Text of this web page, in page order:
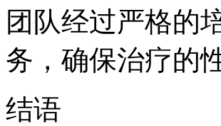
团队经过严格的
务，确保治疗的
结语